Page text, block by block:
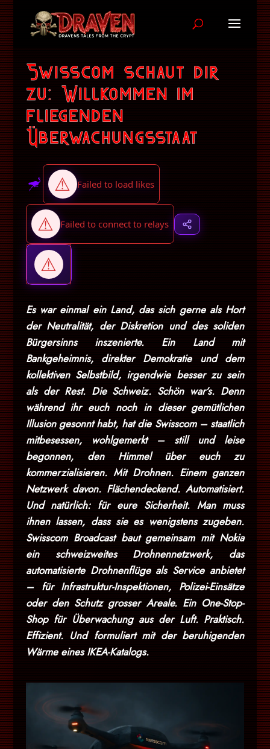
Swisscom schaut dir
zu: Willkommen im
fliegenden
Überwachungsstaat
Es war einmal ein Land, das sich gerne als Hort
der Neutralität, der Diskretion und des soliden
Bürgersinns inszenierte. Ein Land mit
Bankgeheimnis, direkter Demokratie und dem
kollektiven Selbstbild, irgendwie besser zu sein
als der Rest. Die Schweiz. Schön war’s. Denn
während ihr euch noch in dieser gemütlichen
Illusion gesonnt habt, hat die Swisscom – staatlich
mitbesessen, wohlgemerkt – still und leise
begonnen, den Himmel über euch zu
kommerzialisieren. Mit Drohnen. Einem ganzen
Netzwerk davon. Flächendeckend. Automatisiert.
Und natürlich: für eure Sicherheit. Man muss
ihnen lassen, dass sie es wenigstens zugeben.
Swisscom Broadcast baut gemeinsam mit Nokia
ein schweizweites Drohnennetzwerk, das
automatisierte Drohnenflüge als Service anbietet
– für Infrastruktur-Inspektionen, Polizei-Einsätze
oder den Schutz grosser Areale. Ein One-Stop-
Shop für Überwachung aus der Luft. Praktisch.
Effizient. Und formuliert mit der beruhigenden
Wärme eines IKEA-Katalogs.